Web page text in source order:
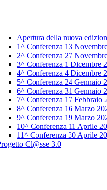
Apertura della nuova
1^ Conferenza 13
2^ Conferenza 27
3^ Conferenza 1 Dicembre
4^ Conferenza 4 Dicembre
5^ Conferenza 24 Gennaio
6^ Conferenza 31 Gennaio
7^ Conferenza 17 Febbraio
8^ Conferenza 16 Marzo
9^ Conferenza 19 Marzo
10^ Conferenza 11 Aprile
11^ Conferenza 30 Aprile
Cl@sse 3.0